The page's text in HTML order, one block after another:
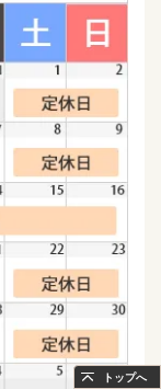
トップへ